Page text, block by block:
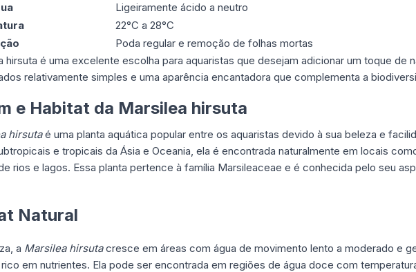
Ligeiramente ácido a neutro
22°C a 28°C
Poda regular e remoção de folhas mortas
hirsuta é uma excelente escolha para aquaristas que desejam adicionar um toque de
relativamente simples e uma aparência encantadora que complementa a
e Habitat da Marsilea hirsuta
hirsutaé uma planta aquática popular entre os aquaristas devido à sua beleza e
e tropicais da Ásia e Oceania, ela é encontrada naturalmente em locais
rios e lagos. Essa planta pertence à família Marsileaceae e é conhecida pelo seu
Natural
a Marsilea hirsutacresce em áreas com água de movimento lento a moderado e
em nutrientes. Ela pode ser encontrada em regiões de água doce com